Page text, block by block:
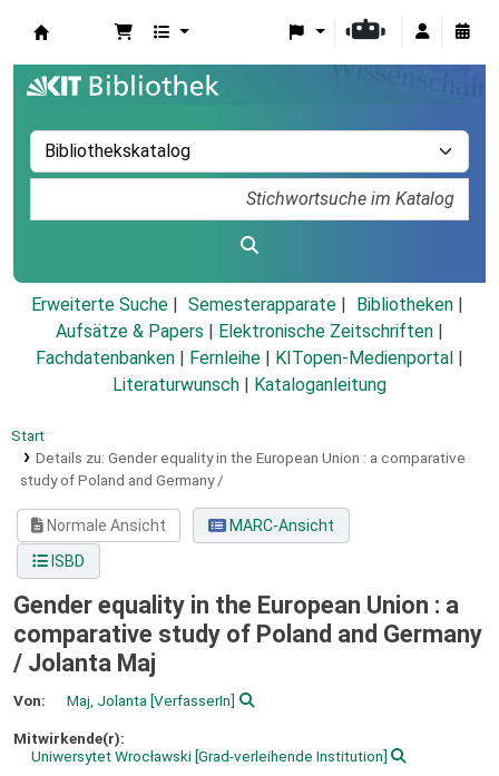
Erweiterte Suche Semesterapparate
Bibliotheken
Aufsätze & Papers
Elektronische Zeitschriften
Fachdatenbanken
Fernleihe KITopen-Medienportal
Literaturwunsch
Kataloganleitung
Start
Details zu: Gender equality in the European Union : a comparative
study of Poland and Germany /
Normale Ansicht
MARC-Ansicht
ISBD
Gender equality in the European Union : a
comparative study of Poland and Germany
/ Jolanta Maj
Von: Maj, Jolanta [VerfasserIn]
Mitwirkende(r):
Uniwersytet Wrocławski[Grad-verleihende Institution]